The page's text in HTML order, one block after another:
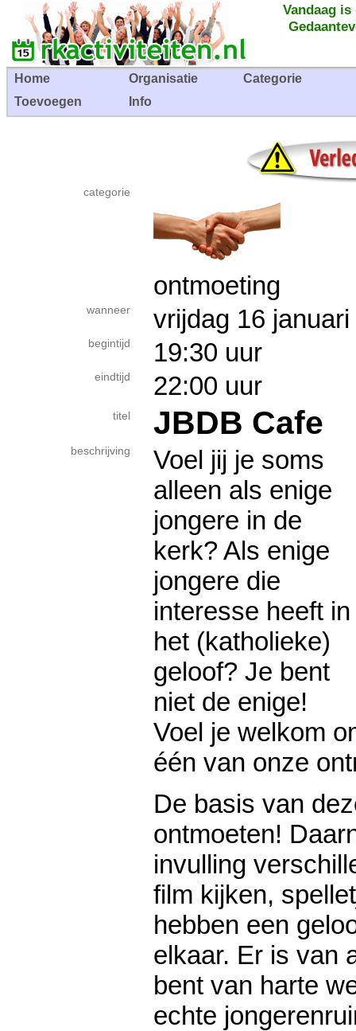
Vandaag
Home Organisatie
Categorie
Toevoegen
Info
categorie
ontmoeting
wanneer vrijdag 16
begintijd 19:30 uur
eindtijd 22:00 uur
titel JBDB Cafe
beschrijving
Voel jij je soms
alleen als enige
jongere in de
kerk? Als enige
jongere die
interesse heeft in
het (katholieke)
geloof? Je bent
niet de enige!
Voel je welkom
één van onze
De basis van
ontmoeten!
invulling
film kijken,
hebben een
elkaar. Er is van
bent van harte
echte